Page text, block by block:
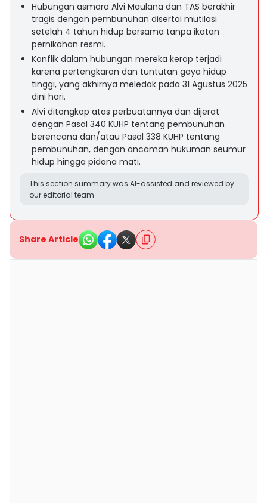
Hubungan asmara Alvi Maulana dan TAS berakhir
tragis dengan pembunuhan disertai mutilasi
setelah 4 tahun hidup bersama tanpa ikatan
pernikahan resmi.
Konflik dalam hubungan mereka kerap terjadi
karena pertengkaran dan tuntutan gaya hidup
tinggi, yang akhirnya meledak pada 31 Agustus 2025
dini hari.
Alvi ditangkap atas perbuatannya dan dijerat
dengan Pasal 340 KUHP tentang pembunuhan
berencana dan/atau Pasal 338 KUHP tentang
pembunuhan, dengan ancaman hukuman seumur
hidup hingga pidana mati.
This section summary was AI-assisted and reviewed by
our editorial team.
Share Article